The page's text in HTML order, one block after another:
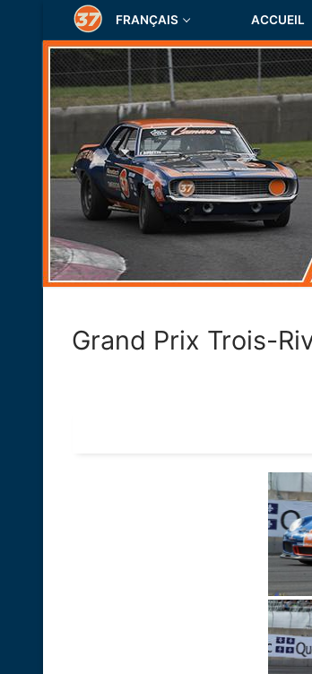
contenu
FRANÇAIS ACCUEIL
Grand Prix Trois-